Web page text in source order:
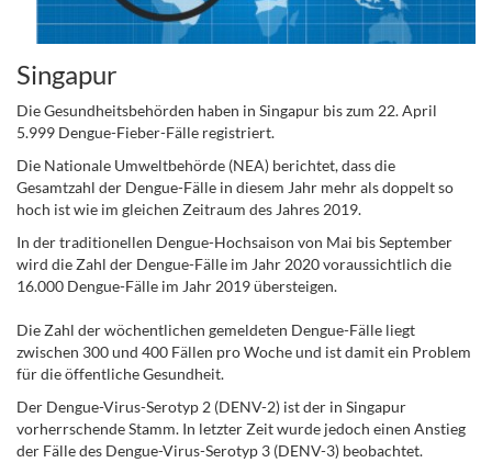
Singapur
Die Gesundheitsbehörden haben in Singapur bis zum 22. April
5.999 Dengue-Fieber-Fälle registriert.
Die Nationale Umweltbehörde (NEA) berichtet, dass die
Gesamtzahl der Dengue-Fälle in diesem Jahr mehr als doppelt so
hoch ist wie im gleichen Zeitraum des Jahres 2019.
In der traditionellen Dengue-Hochsaison von Mai bis September
wird die Zahl der Dengue-Fälle im Jahr 2020 voraussichtlich die
16.000 Dengue-Fälle im Jahr 2019 übersteigen.
Die Zahl der wöchentlichen gemeldeten Dengue-Fälle liegt
zwischen 300 und 400 Fällen pro Woche und ist damit ein Problem
für die öffentliche Gesundheit.
Der Dengue-Virus-Serotyp 2 (DENV-2) ist der in Singapur
vorherrschende Stamm. In letzter Zeit wurde jedoch einen Anstieg
der Fälle des Dengue-Virus-Serotyp 3 (DENV-3) beobachtet.